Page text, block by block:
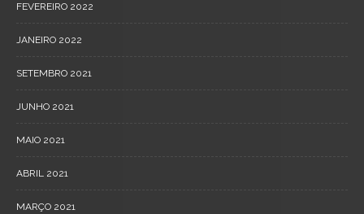
FEVEREIRO 2022
JANEIRO 2022
SETEMBRO 2021
JUNHO 2021
MAIO 2021
ABRIL 2021
MARÇO 2021